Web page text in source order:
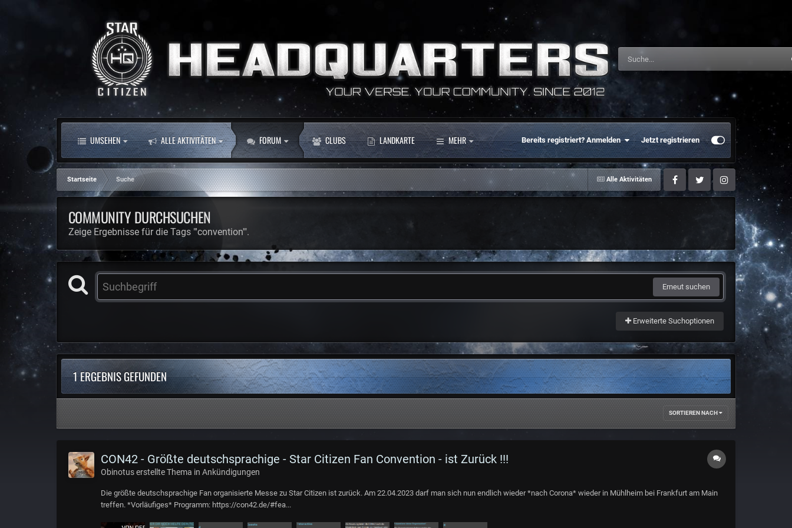
UMSEHEN ALLE AKTIVITÄTEN FORUM CLUBS LANDKARTE MEHR Bereits registriert? Anmelden Jetzt registrieren
Alle Aktivitäten
Startseite
Suche
FacebookTwitter Instagram
COMMUNITY DURCHSUCHEN
Zeige Ergebnisse für die Tags "'convention'".
Erneut suchen
Erweiterte Suchoptionen
1 ERGEBNIS GEFUNDEN
SORTIEREN NACH
CON42 - Größte deutschsprachige - Star Citizen Fan Convention - ist Zurück !!!
Obinotuserstellte Thema in Ankündigungen
Die größte deutschsprachige Fan organisierte Messe zu Star Citizen ist zurück. Am 22.04.2023 darf man sich nun endlich wieder *nach Corona* wieder in Mühlheim bei Frankfurt am Main
treffen. *Vorläufiges* Programm: https://con42.de/#fea...